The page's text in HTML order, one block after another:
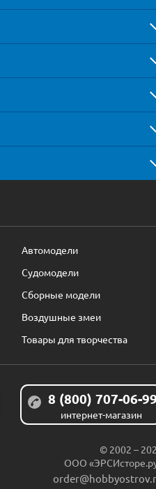
Автомодели
Судомодели
Сборные модели
Воздушные змеи
Товары для творчества
8 (800) 707-06-
интернет-магазин
© 2002 –
ООО